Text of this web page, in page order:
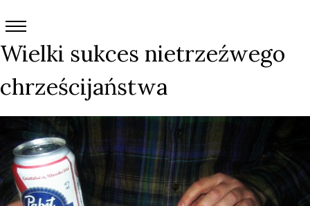
Wielki sukces nietrzeźwego
chrześcijaństwa